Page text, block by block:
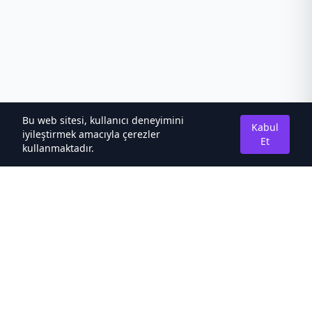
Bu web sitesi, kullanıcı deneyimini
iyileştirmek amacıyla çerezler
kullanmaktadır.
Kabul
Et